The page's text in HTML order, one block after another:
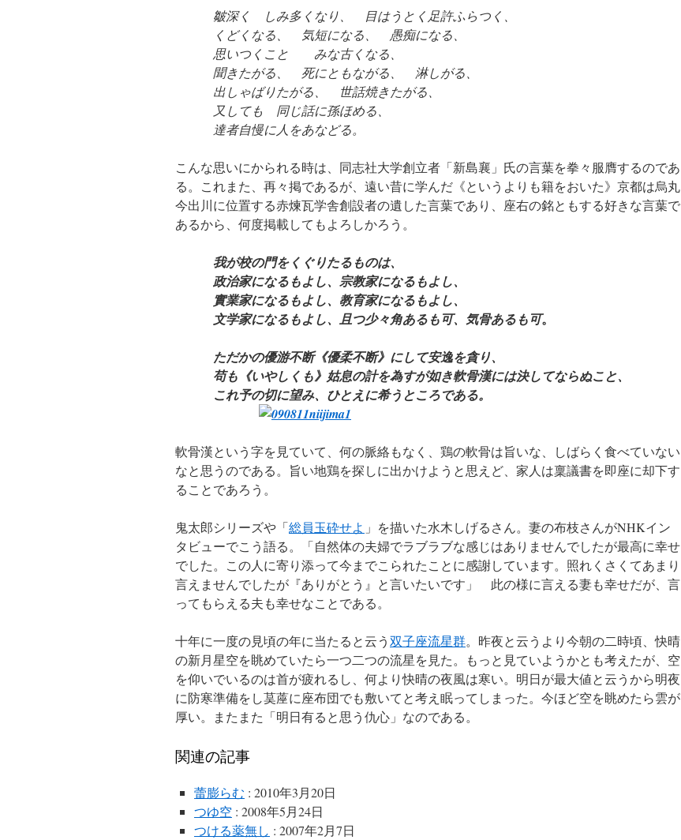
皺深く しみ多くなり、 目はうとく足許ふらつく、
くどくなる、 気短になる、 愚痴になる、
思いつくこと みな古くなる、
聞きたがる、 死にともながる、 淋しがる、
出しゃばりたがる、 世話焼きたがる、
又しても 同じ話に孫ほめる、
達者自慢に人をあなどる。
こんな思いにかられる時は、同志社大学創立者「新島襄」氏の言葉を拳々服膺するのであ
る。これまた、再々掲であるが、遠い昔に学んだ《というよりも籍をおいた》京都は烏丸
今出川に位置する赤煉瓦学舎創設者の遺した言葉であり、座右の銘ともする好きな言葉で
あるから、何度掲載してもよろしかろう。
我が校の門をくぐりたるものは、
政治家になるもよし、宗教家になるもよし、
實業家になるもよし、教育家になるもよし、
文学家になるもよし、且つ少々角あるも可、 気骨あるも可。
ただかの優游不断《優柔不断》にして安逸を貪り、
苟も《いやしくも》姑息の計を為すが如き軟骨漢には決してならぬこと、
これ予の切に望み、ひとえに希うところである。
軟骨漢という字を見ていて、何の脈絡もなく、鶏の軟骨は旨いな、しばらく食べていない
なと思うのである。旨い地鶏を探しに出かけようと思えど、家人は稟議書を即座に却下す
ることであろう。
鬼太郎シリーズや「総員玉砕せよ 」を描いた水木しげるさん。妻の布枝さんがNHKイン
タビューでこう語る。「自然体の夫婦でラブラブな感じはありませんでしたが最高に幸せ
でした。この人に寄り添って今までこられたことに感謝しています。照れくさくてあまり
言えませんでしたが『ありがとう』と言いたいです」 此の様に言える妻も幸せだが、言
ってもらえる夫も幸せなことである。
十年に一度の見頃の年に当たると云う双子座流星群。昨夜と云うより今朝の二時頃、快晴
の新月星空を眺めていたら一つ二つの流星を見た。もっと見ていようかとも考えたが、空
を仰いでいるのは首が疲れるし、何より快晴の夜風は寒い。明日が最大値と云うから明夜
に防寒準備をし茣蓙に座布団でも敷いてと考え眠ってしまった。今ほど空を眺めたら雲が
厚い。またまた「明日有ると思う仇心」なのである。
関連の記事
蕾膨らむ : 2010年3月20日
つゆ空 : 2008年5月24日
つける薬無し : 2007年2月7日